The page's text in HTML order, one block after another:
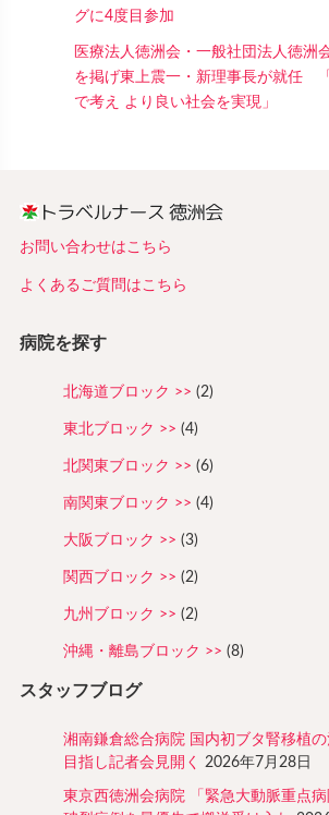
グに4度目参加
医療法人徳洲会・一般社団法人徳
を掲げ東上震一・新理事長が就任
で考え より良い社会を実現」
お問い合わせはこちら
よくあるご質問はこちら
病院を探す
北海道ブロック (2)
東北ブロック (4)
北関東ブロック (6)
南関東ブロック (4)
大阪ブロック (3)
関西ブロック (2)
九州ブロック (2)
沖縄・離島ブロック (8)
スタッフブログ
湘南鎌倉総合病院 国内初ブタ腎移植
目指し記者会見開く
2026年7月28日
東京西徳洲会病院 「緊急大動脈重点